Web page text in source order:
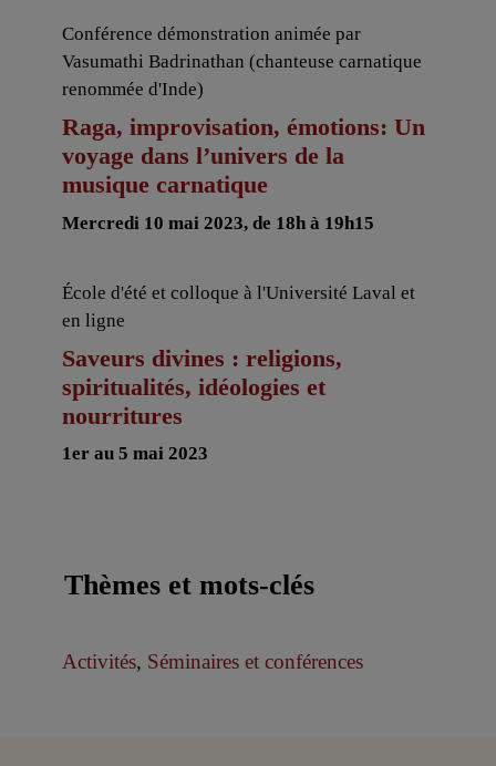
Conférence démonstration animée par
Vasumathi Badrinathan (chanteuse carnatique
renommée d'Inde)
Raga, improvisation, émotions: Un
voyage dans l’univers de la
musique carnatique
Mercredi 10 mai 2023, de 18h à 19h15
École d'été et colloque à l'Université Laval et
en ligne
Saveurs divines : religions,
spiritualités, idéologies et
nourritures
1er au 5 mai 2023
Thèmes et mots-clés
Activités, Séminaires et conférences